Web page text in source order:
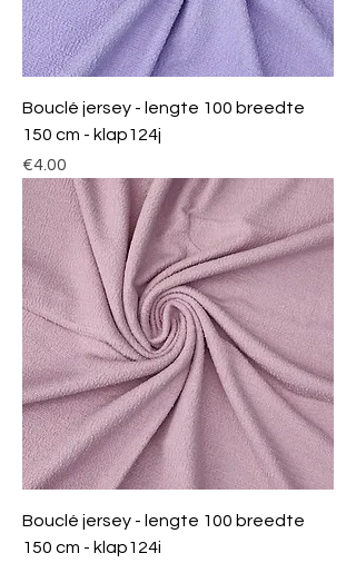
Bouclé jersey - lengte 100 breedte
150 cm - klap124j
Price
€4.00
Bouclé jersey - lengte 100 breedte
150 cm - klap124i